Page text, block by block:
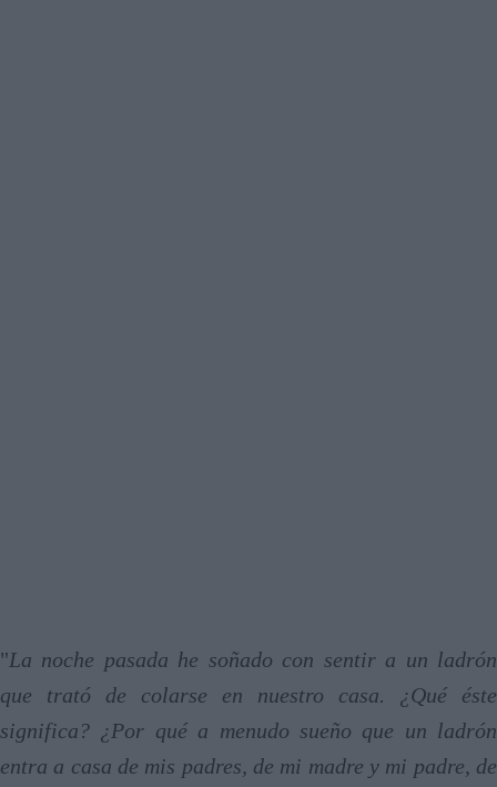
"La noche pasada he soñado con sentir a un ladrón
que trató de colarse en nuestro casa. ¿Qué éste
significa? ¿Por qué a menudo sueño que un ladrón
entra a casa de mis padres, de mi madre y mi padre, de